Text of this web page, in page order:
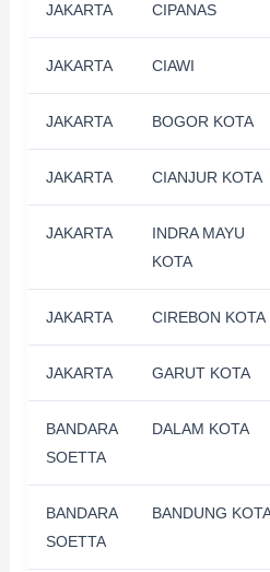
JAKARTA CIPANAS
JAKARTA CIAWI
JAKARTA BOGOR KOTA
JAKARTA CIANJUR KOTA
JAKARTA
INDRA MAYU
KOTA
JAKARTA CIREBON KOTA
JAKARTA GARUT KOTA
BANDARA
SOETTA
DALAM KOTA
BANDARA
SOETTA
BANDUNG